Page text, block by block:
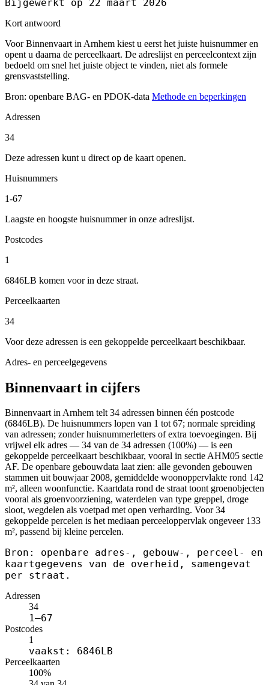
Bijgewerkt op 22 maart 2026
Kort antwoord
Voor Binnenvaart in Arnhem kiest u eerst het juiste huisnummer en
opent u daarna de perceelkaart. De adreslijst en perceelcontext zijn
bedoeld om snel het juiste object te vinden, niet als formele
grensvaststelling.
Bron: openbare BAG- en PDOK-data Methode en beperkingen
Adressen
34
Deze adressen kunt u direct op de kaart openen.
Huisnummers
1-67
Laagste en hoogste huisnummer in onze adreslijst.
Postcodes
1
6846LB komen voor in deze straat.
Perceelkaarten
34
Voor deze adressen is een gekoppelde perceelkaart beschikbaar.
Adres- en perceelgegevens
Binnenvaart in cijfers
Binnenvaart in Arnhem telt 34 adressen binnen één postcode
(6846LB). De huisnummers lopen van 1 tot 67; normale spreiding
van adressen; zonder huisnummerletters of extra toevoegingen. Bij
vrijwel elk adres — 34 van de 34 adressen (100%) — is een
gekoppelde perceelkaart beschikbaar, vooral in sectie AHM05 sectie
AF. De openbare gebouwdata laat zien: alle gevonden gebouwen
stammen uit bouwjaar 2008, gemiddelde woonoppervlakte rond 142
m², alleen woonfunctie. Kaartdata rond de straat toont groenobjecten
vooral als groenvoorziening, waterdelen van type greppel, droge
sloot, wegdelen als voetpad met open verharding. Voor 34
gekoppelde percelen is het mediaan perceeloppervlak ongeveer 133
m², passend bij kleine percelen.
Bron: openbare adres-, gebouw-, perceel- en
kaartgegevens van de overheid, samengevat
per straat.
Adressen
34
1–67
Postcodes
1
vaakst: 6846LB
Perceelkaarten
100%